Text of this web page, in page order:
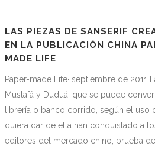
LAS PIEZAS DE SANSERIF
EN LA PUBLICACIÓN CHINA
MADE LIFE
Paper-made Life· septiembre de 2011
Mustafá y Duduá, que se puede
librería o banco corrido, según el uso
quiera dar de ella han conquistado a
editores del mercado chino, prueba